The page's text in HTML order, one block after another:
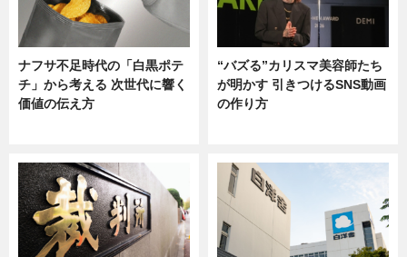
ナフサ不足時代の「白黒ポテ
チ」から考える 次世代に響く
価値の伝え方
“バズる”カリスマ美容師たち
が明かす 引きつけるSNS動画
の作り方